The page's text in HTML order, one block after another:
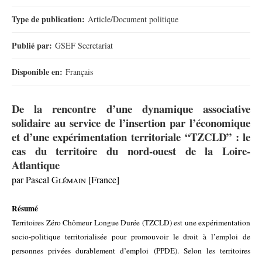
Type de publication: Article/Document politique
Publié par: GSEF Secretariat
Disponible en: Français
De la rencontre d’une dynamique associative
solidaire au service de l’insertion par l’économique
et d’une expérimentation territoriale “TZCLD” : le
cas du territoire du nord-ouest de la Loire-
Atlantique
par Pascal Glémain [France]
Résumé
Territoires Zéro Chômeur Longue Durée (TZCLD) est une expérimentation
socio-politique territorialisée pour promouvoir le droit à l’emploi de
personnes privées durablement d’emploi (PPDE). Selon les territoires